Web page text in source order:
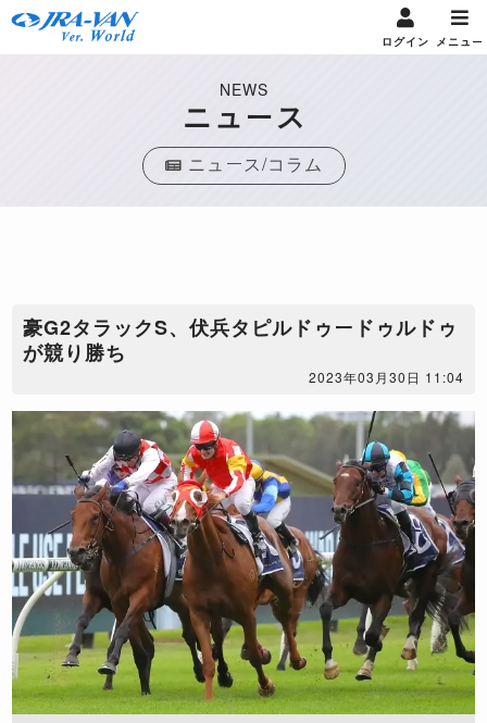
ログイン メニュー
NEWS
ニュース
ニュース/コラム
豪G2タラックS、伏兵タピルドゥードゥルドゥ
が競り勝ち
2023年03月30日 11:04